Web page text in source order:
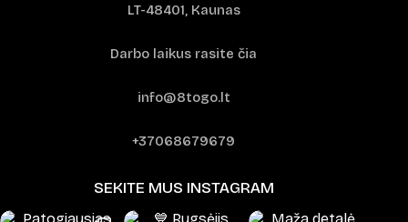
LT-48401, Kaunas
Darbo laikus rasite čia
info@8togo.lt
+37068679679
SEKITE MUS INSTAGRAM